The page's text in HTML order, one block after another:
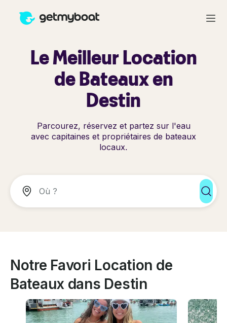
Le Meilleur Location
de Bateaux en
Destin
Parcourez, réservez et partez sur l'eau
avec capitaines et propriétaires de bateaux
locaux.
Notre Favori Location de
Bateaux dans Destin